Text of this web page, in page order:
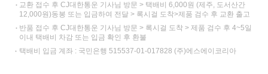
교환 접수 후 CJ대한통운 기사님 방문 > 택배비 6,000원 (제주, 도서산간
12,000원)동봉 또는 입금하여 전달 > 록시걸 도착>제품 검수 후 교환 출고
반품 접수 후 CJ대한통운 기사님 방문 > 록시걸 도착 > 제품 검수 후 4~5일
이내 택배비 차감 또는 입금 확인 후 환불
택배비 입금 계좌 : 국민은행 515537-01-017828 (주)에스에이코리아